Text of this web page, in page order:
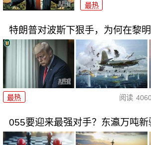
最热
特朗普对波斯下狠手，为何在黎明
最热 阅读
055要迎来最强对手？东瀛万吨新